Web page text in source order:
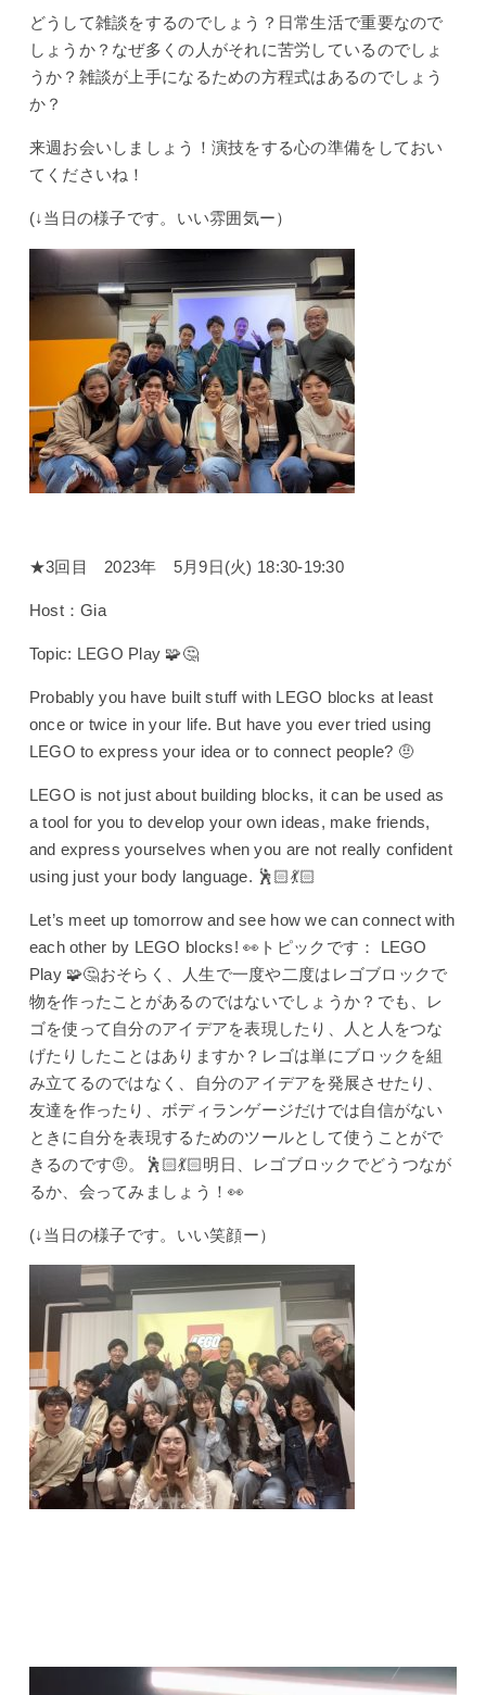
どうして雑談をするのでしょう？日常生活で重要なので
しょうか？なぜ多くの人がそれに苦労しているのでしょ
うか？雑談が上手になるための方程式はあるのでしょう
か？
来週お会いしましょう！演技をする心の準備をしておい
てくださいね！
(↓当日の様子です。いい雰囲気ー）
★3回目 2023年 5月9日(火) 18:30-19:30
Host：Gia
Topic: LEGO Play 🧩🤔
Probably you have built stuff with LEGO blocks at least
once or twice in your life. But have you ever tried using
LEGO to express your idea or to connect people? 🤨
LEGO is not just about building blocks, it can be used as
a tool for you to develop your own ideas, make friends,
and express yourselves when you are not really confident
using just your body language. 🕺🏻💃🏻
Let’s meet up tomorrow and see how we can connect with
each other by LEGO blocks! 👀トピックです： LEGO
Play 🧩🤔おそらく、人生で一度や二度はレゴブロックで
物を作ったことがあるのではないでしょうか？でも、レ
ゴを使って自分のアイデアを表現したり、人と人をつな
げたりしたことはありますか？レゴは単にブロックを組
み立てるのではなく、自分のアイデアを発展させたり、
友達を作ったり、ボディランゲージだけでは自信がない
ときに自分を表現するためのツールとして使うことがで
きるのです🤨。🕺🏻💃🏻明日、レゴブロックでどうつなが
るか、会ってみましょう！👀
(↓当日の様子です。いい笑顔ー）